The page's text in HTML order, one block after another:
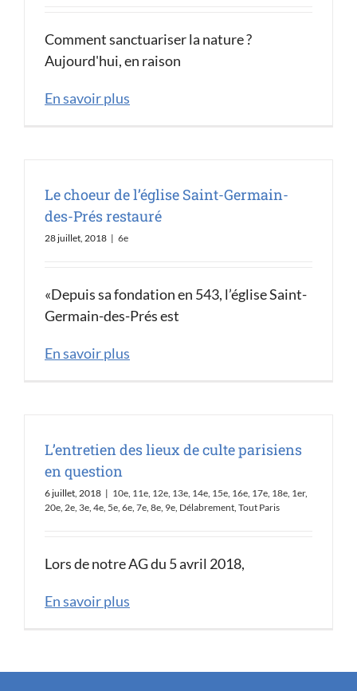
Comment sanctuariser la nature ?
Aujourd'hui, en raison
En savoir plus
Le choeur de l’église Saint-Germain-
des-Prés restauré
28 juillet, 2018 | 6e
«Depuis sa fondation en 543, l’église Saint-
Germain-des-Prés est
En savoir plus
L’entretien des lieux de culte parisiens
en question
6 juillet, 2018 | 10e, 11e, 12e, 13e, 14e, 15e, 16e, 17e, 18e, 1er,
20e, 2e, 3e, 4e, 5e, 6e, 7e, 8e, 9e, Délabrement, Tout Paris
Lors de notre AG du 5 avril 2018,
En savoir plus